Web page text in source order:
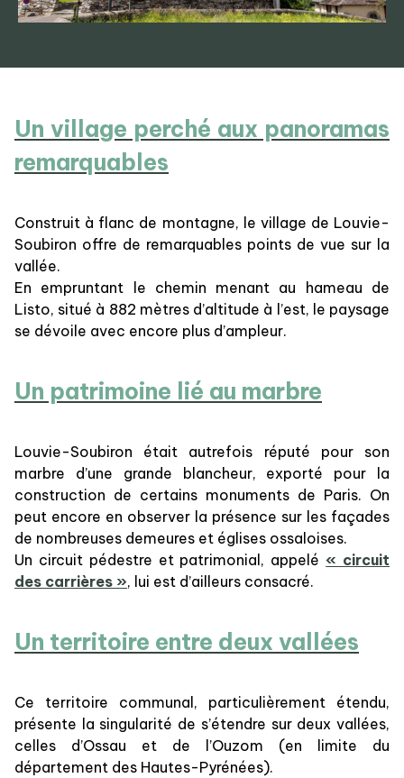
Un village perché aux panoramas
remarquables
Construit à flanc de montagne, le village de Louvie-
Soubiron offre de remarquables points de vue sur la
vallée.
En empruntant le chemin menant au hameau de
Listo, situé à 882 mètres d’altitude à l’est, le paysage
se dévoile avec encore plus d’ampleur.
Un patrimoine lié au marbre
Louvie-Soubiron était autrefois réputé pour son
marbre d’une grande blancheur, exporté pour la
construction de certains monuments de Paris. On
peut encore en observer la présence sur les façades
de nombreuses demeures et églises ossaloises.
Un circuit pédestre et patrimonial, appelé« circuit
des carrières », lui est d’ailleurs consacré.
Un territoire entre deux vallées
Ce territoire communal, particulièrement étendu,
présente la singularité de s’étendre sur deux vallées,
celles d’Ossau et de l’Ouzom (en limite du
département des Hautes-Pyrénées).